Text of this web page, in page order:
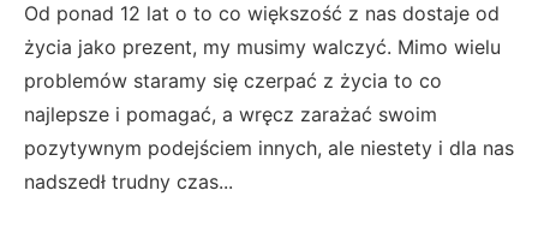
Od ponad 12 lat o to co większość z nas dostaje od
życia jako prezent, my musimy walczyć. Mimo wielu
problemów staramy się czerpać z życia to co
najlepsze i pomagać, a wręcz zarażać swoim
pozytywnym podejściem innych, ale niestety i dla nas
nadszedł trudny czas...